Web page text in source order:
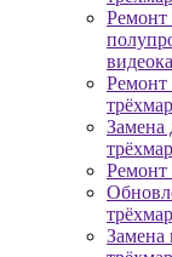
Ремонт
Ремонт
Замена
Ремонт
Замена